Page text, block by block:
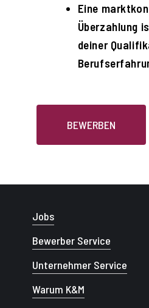
Eine
Überzahlung
deiner
BEWERBEN
Jobs
Bewerber Service
Unternehmer Service
Warum K&M